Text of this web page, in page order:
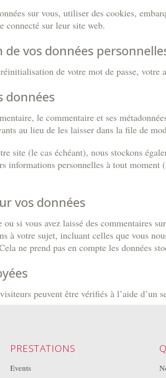
sur vous, utiliser des cookies,
connecté sur leur site web.
vos données
de votre mot de passe,
données
le commentaire et ses
au lieu de les laisser dans la file de
site (le cas échéant), nous stockons
informations personnelles à tout
vos données
ou si vous avez laissé des commentaires
à votre sujet, incluant celles que vous
ne prend pas en compte les données
peuvent être vérifiés à l’aide d’un
PRESTATIONS
Events